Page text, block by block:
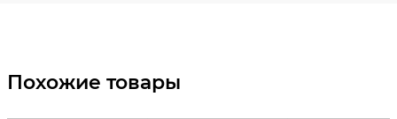
Похожие товары